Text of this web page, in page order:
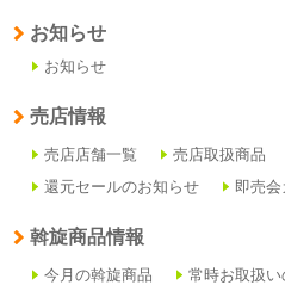
お知らせ
お知らせ
売店情報
売店店舗一覧 売店取扱商品
還元セールのお知らせ
即売
斡旋商品情報
今月の斡旋商品
常時お取扱